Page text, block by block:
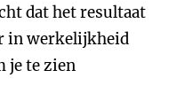
dat het resultaat
in werkelijkheid
je te zien